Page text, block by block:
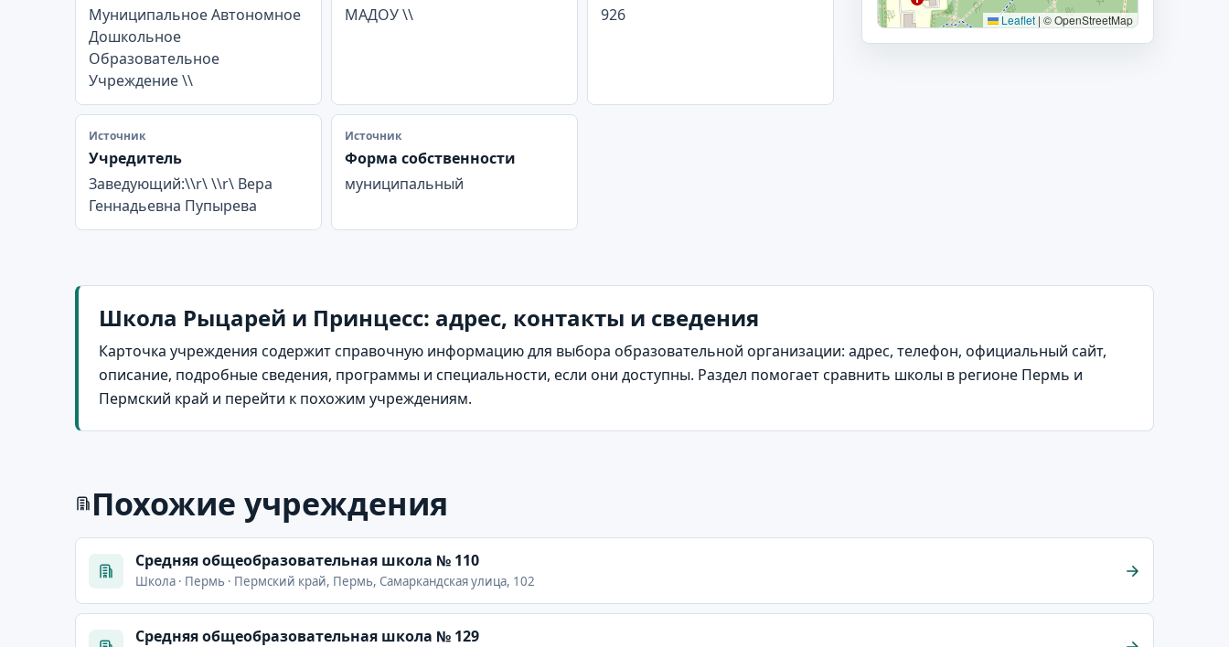
Муниципальное Автономное
Дошкольное
Образовательное
Учреждение \\
МАДОУ \\
926
Источник
Учредитель
Заведующий:\\r\ \\r\ Вера
Геннадьевна Пупырева
Источник
Форма собственности
муниципальный
Leaflet | © OpenStreetMap
Школа Рыцарей и Принцесс: адрес, контакты и сведения
Карточка учреждения содержит справочную информацию для выбора образовательной организации: адрес, телефон, официальный сайт,
описание, подробные сведения, программы и специальности, если они доступны. Раздел помогает сравнить школы в регионе Пермь и
Пермский край и перейти к похожим учреждениям.
Похожие учреждения
Cредняя общеобразовательная школа № 110
Школа · Пермь · Пермский край, Пермь, Самаркандская улица, 102
Cредняя общеобразовательная школа № 129